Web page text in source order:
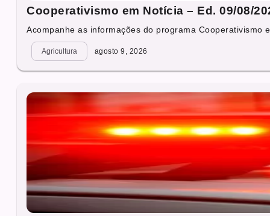
Cooperativismo em Notícia – Ed. 09/08/
Acompanhe as informações do programa Cooperativismo
Agricultura agosto 9, 2026